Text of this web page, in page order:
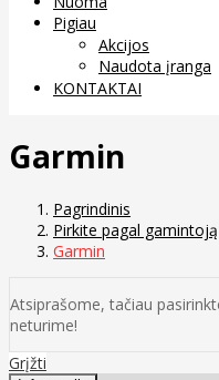
Pigiau
Akcijos
Naudota įranga
KONTAKTAI
Garmin
Pagrindinis
Pirkite pagal gamintoją
Garmin
Atsiprašome, tačiau
neturime!
Grįžti